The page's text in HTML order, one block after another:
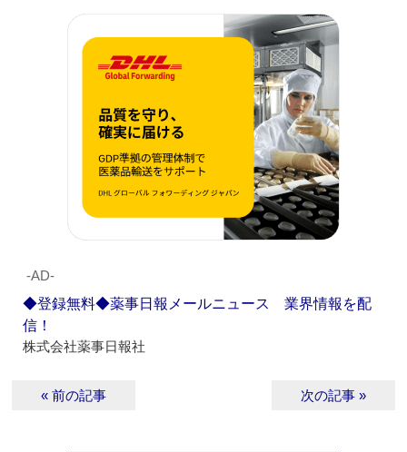
‐AD‐
◆登録無料◆薬事日報メールニュース 業界情報を配
信！
株式会社薬事日報社
« 前の記事 次の記事 »